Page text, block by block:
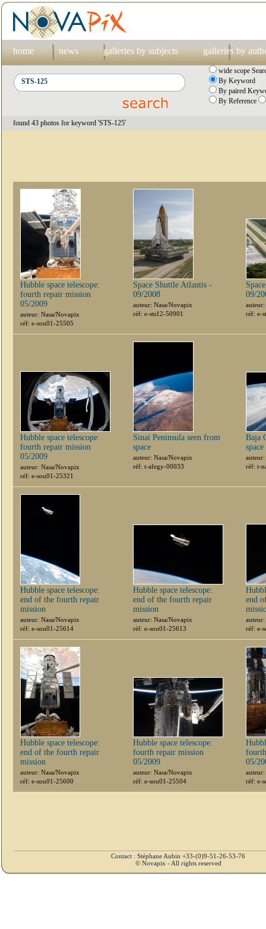
home news galleries by subjects galleries by
wide scope
By Keyword
By paired
By Reference
found 43 photos for keyword 'STS-125'
Hubble space telescope:
fourth repair mission
05/2009
auteur: Nasa/Novapix
réf: e-sou01-25505
Space Shuttle Atlantis -
09/2008
auteur: Nasa/Novapix
réf: e-sts12-50901
09/
réf: e-
Hubble space telescope:
fourth repair mission
05/2009
auteur: Nasa/Novapix
réf: e-sou01-25321
Sinai Peninsula seen from
space
auteur: Nasa/Novapix
réf: t-afegy-00033
Baja
space
réf: t-
Hubble space telescope:
end of the fourth repair
mission
auteur: Nasa/Novapix
réf: e-sou01-25614
Hubble space telescope:
end of the fourth repair
mission
auteur: Nasa/Novapix
réf: e-sou01-25613
end
réf: e-
Hubble space telescope:
end of the fourth repair
mission
auteur: Nasa/Novapix
réf: e-sou01-25600
Hubble space telescope:
fourth repair mission
05/2009
auteur: Nasa/Novapix
réf: e-sou01-25504
05/
réf: e-
Contact : Stéphane Aubin +33-(0)9-51-26-53-76
© Novapix - All rights reserved